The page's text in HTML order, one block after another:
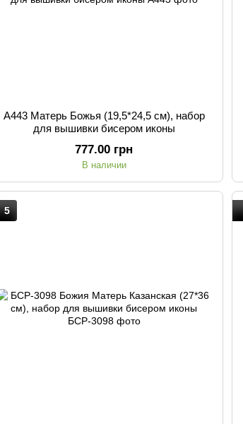
А443 Матерь Божья (19,5*24,5 см), набор
для вышивки бисером иконы
777.00 грн
В наличии
5